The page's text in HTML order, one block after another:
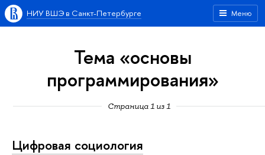
Меню
НИУ ВШЭ в Санкт-Петербурге
Тема «основы
программирования»
Страница 1 из 1
Цифровая социология